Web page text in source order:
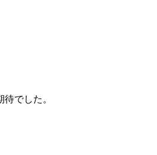
でした。